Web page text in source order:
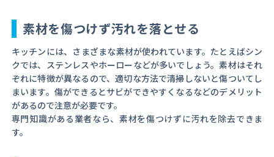
素材を傷つけず汚れを落とせる
キッチンには、さまざまな素材が使われています。たとえばシン
クでは、ステンレスやホーローなどが多いでしょう。素材はそれ
ぞれに特徴が異なるので、適切な方法で清掃しないと傷ついてし
まいます。傷ができるとサビができやすくなるなどのデメリット
があるので注意が必要です。
専門知識がある業者なら、素材を傷つけずに汚れを除去できま
す。